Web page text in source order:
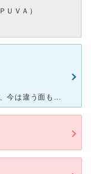
ＵＶＡ）
こちらに通っていたのはだいぶ前のことなので、今は違う面もあるかもしれません。参考程度にしてください。 持病のアトピー性皮膚炎のために、定期的にお薬をもらいに行っていました。 今ほど、ネットで「どこ